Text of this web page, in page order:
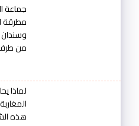
جماعة
مطرقة
وسندان
من طرف
لماذا
هذه